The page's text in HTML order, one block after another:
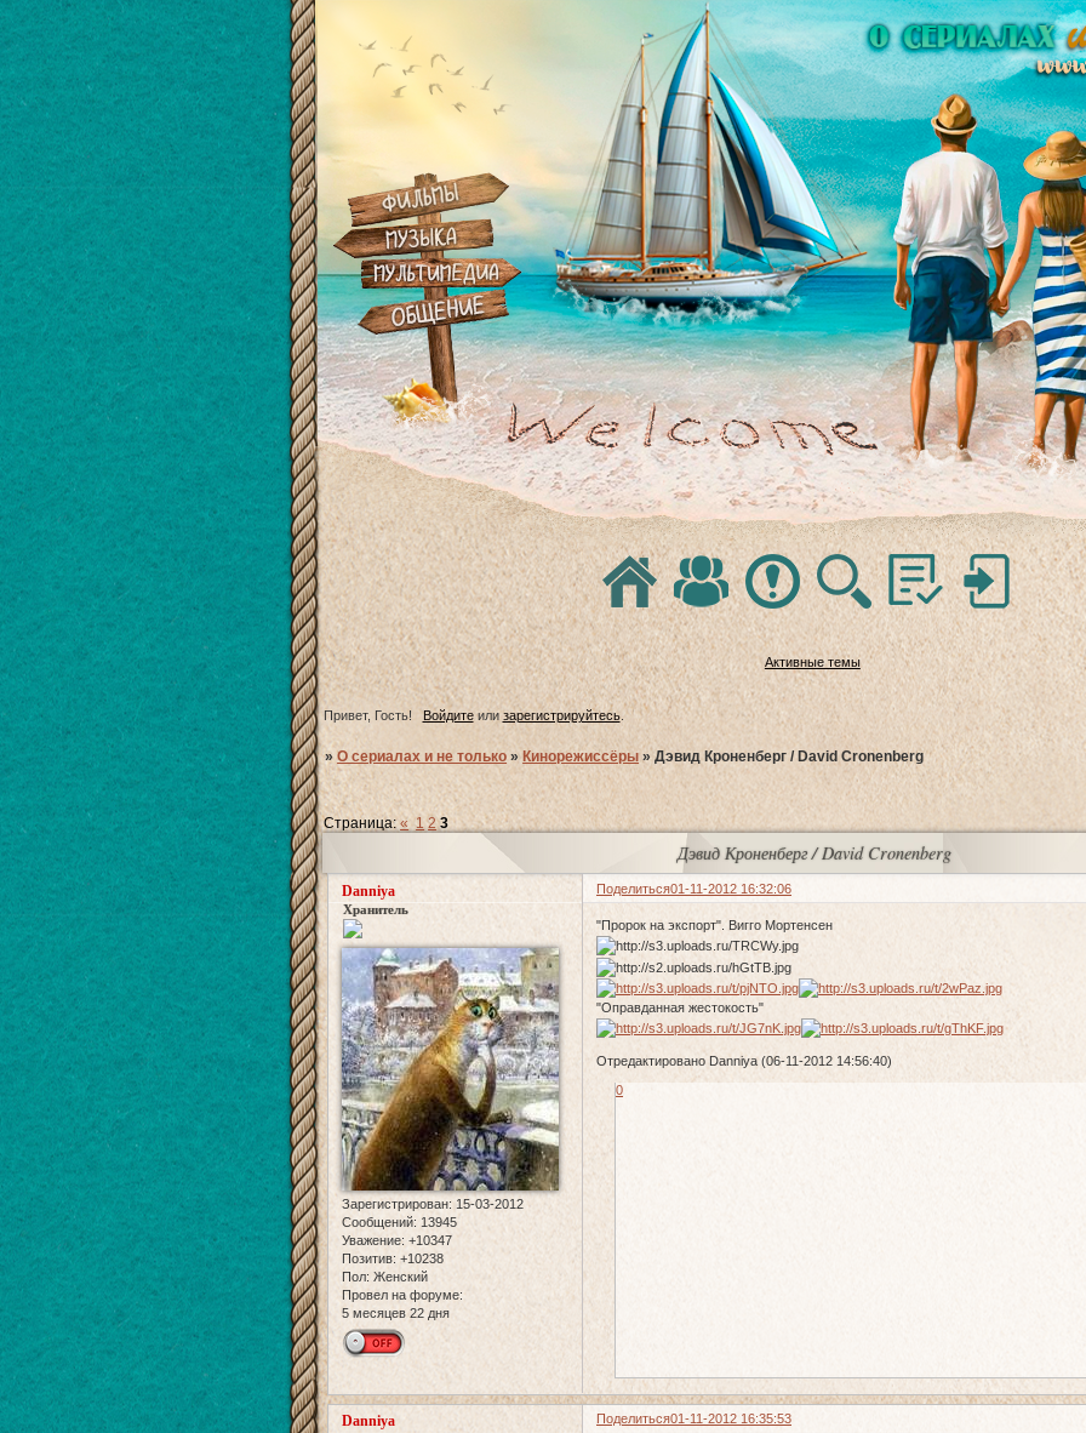
Активные темы
Привет, Гость! Войдитеили зарегистрируйтесь.
»О сериалах и не только »Кинорежиссёры »Дэвид Кроненберг / David Cronenberg
Дэвид Кроненберг / David Cronenberg
Страница:« 1 2 3
Поделиться01-11-2012 16:32:06
Danniya
Хранитель
Зарегистрирован: 15-03-2012
Сообщений: 13945
Уважение: +10347
Позитив: +10238
Пол: Женский
Провел на форуме:
5 месяцев 22 дня
"Пророк на экспорт". Вигго Мортенсен
"Оправданная жестокость"
Отредактировано Danniya (06-11-2012 14:56:40)
0
Поделиться01-11-2012 16:35:53
Danniya